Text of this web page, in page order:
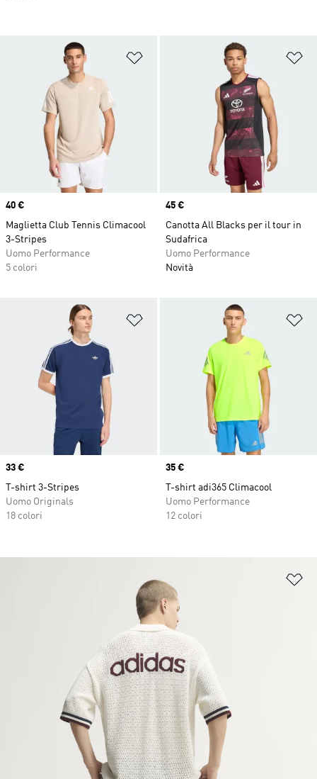
Aggiungi alla lista dei desideri
Price
40 €
Maglietta Club Tennis Climacool
3-Stripes
Uomo Performance
5 colori
Price
45 €
Canotta All Blacks per il tour in
Sudafrica
Uomo Performance
Novità
Aggiungi alla lista dei desideri
Price
33 €
T-shirt 3-Stripes
Uomo Originals
18 colori
Price
35 €
T-shirt adi365 Climacool
Uomo Performance
12 colori